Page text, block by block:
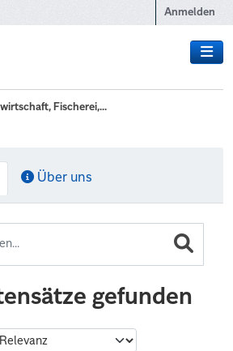
Anmelden
Fischerei,...
Über uns
gefunden